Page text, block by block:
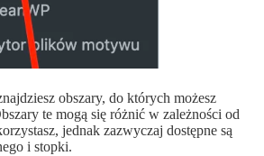
obszary, do których możesz
te mogą się różnić w zależności od
jednak zazwyczaj dostępne są
i stopki.